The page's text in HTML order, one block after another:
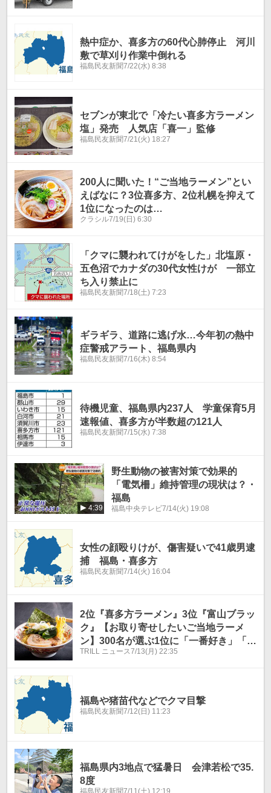
熱中症か、喜多方の60代心肺停止 河川
敷で草刈り作業中倒れる
福島民友新聞7/22(水) 8:38
セブンが東北で「冷たい喜多方ラーメン
塩」発売 人気店「喜一」監修
福島民友新聞7/21(火) 18:27
200人に聞いた！“ご当地ラーメン”とい
えばなに？3位喜多方、2位札幌を抑えて
1位になったのは…
クラシル7/19(日) 6:30
「クマに襲われてけがをした」北塩原・
五色沼でカナダの30代女性けが 一部立
ち入り禁止に
福島民友新聞7/18(土) 7:23
ギラギラ、道路に逃げ水…今年初の熱中
症警戒アラート、福島県内
福島民友新聞7/16(木) 8:54
待機児童、福島県内237人 学童保育5月
速報値、喜多方が半数超の121人
福島民友新聞7/15(水) 7:38
4:39
野生動物の被害対策で効果的
「電気柵」維持管理の現状は？・
福島
福島中央テレビ7/14(火) 19:08
女性の顔殴りけが、傷害疑いで41歳男逮
捕 福島・喜多方
福島民友新聞7/14(火) 16:04
2位『喜多方ラーメン』3位『富山ブラッ
ク』【お取り寄せしたいご当地ラーメ
ン】300名が選ぶ1位に「一番好き」「味
が忘れられない」
TRILL ニュース7/13(月) 22:35
福島や猪苗代などでクマ目撃
福島民友新聞7/12(日) 11:23
福島県内3地点で猛暑日 会津若松で35.
8度
福島民友新聞7/11(土) 12:19